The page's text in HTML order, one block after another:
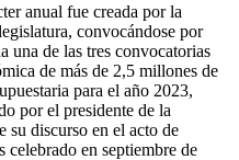
anual fue creada por la
convocándose por
una de las tres convocatorias
de más de 2,5 millones de
para el año 2023,
por el presidente de la
su discurso en el acto de
en septiembre de